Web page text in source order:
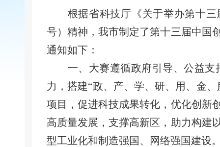
根据省科技厅《关于举办第十
号）精神，我市制定了第十三届中国
通知如下：
一、大赛遵循政府引导、公益
力，搭建“政、产、学、研、用、金、
项目，促进科技成果转化，优化创新
高质量发展，支撑高新区，助力构建
型工业化和制造强国、网络强国建设